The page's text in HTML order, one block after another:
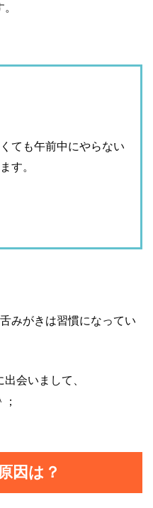
ても午前中にやらない
す。
舌みがきは習慣になってい
会いまして、
因は？